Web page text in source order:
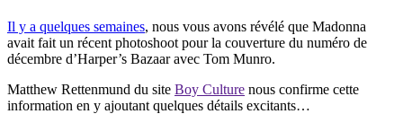
Il y a quelques semaines, nous vous avons révélé que Madonna
avait fait un récent photoshoot pour la couverture du numéro de
décembre d’Harper’s Bazaar avec Tom Munro.
Matthew Rettenmund du site Boy Culture nous confirme cette
information en y ajoutant quelques détails excitants…